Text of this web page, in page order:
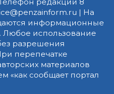
| На
информационные
Любое использование
разрешения
перепечатке
материалов
«как сообщает портал